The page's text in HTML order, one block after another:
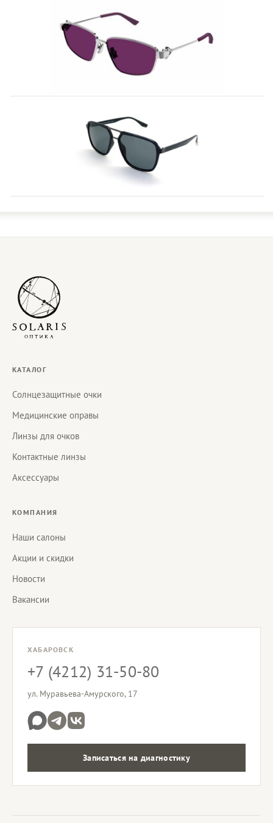
КАТАЛОГ
Солнцезащитные очки
Медицинские оправы
Линзы для очков
Контактные линзы
Аксессуары
КОМПАНИЯ
Наши салоны
Акции и скидки
Новости
Вакансии
ХАБАРОВСК
+7 (4212) 31-50-80
ул. Муравьева-Амурского, 17
Записаться на диагностику